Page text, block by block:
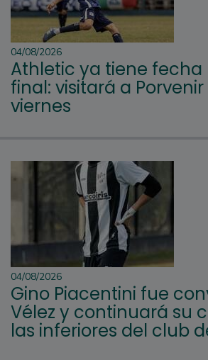
04/08/2026
Athletic ya tiene fecha
final: visitará a
viernes
04/08/2026
Gino Piacentini fue
Vélez y continuará su
las inferiores del club